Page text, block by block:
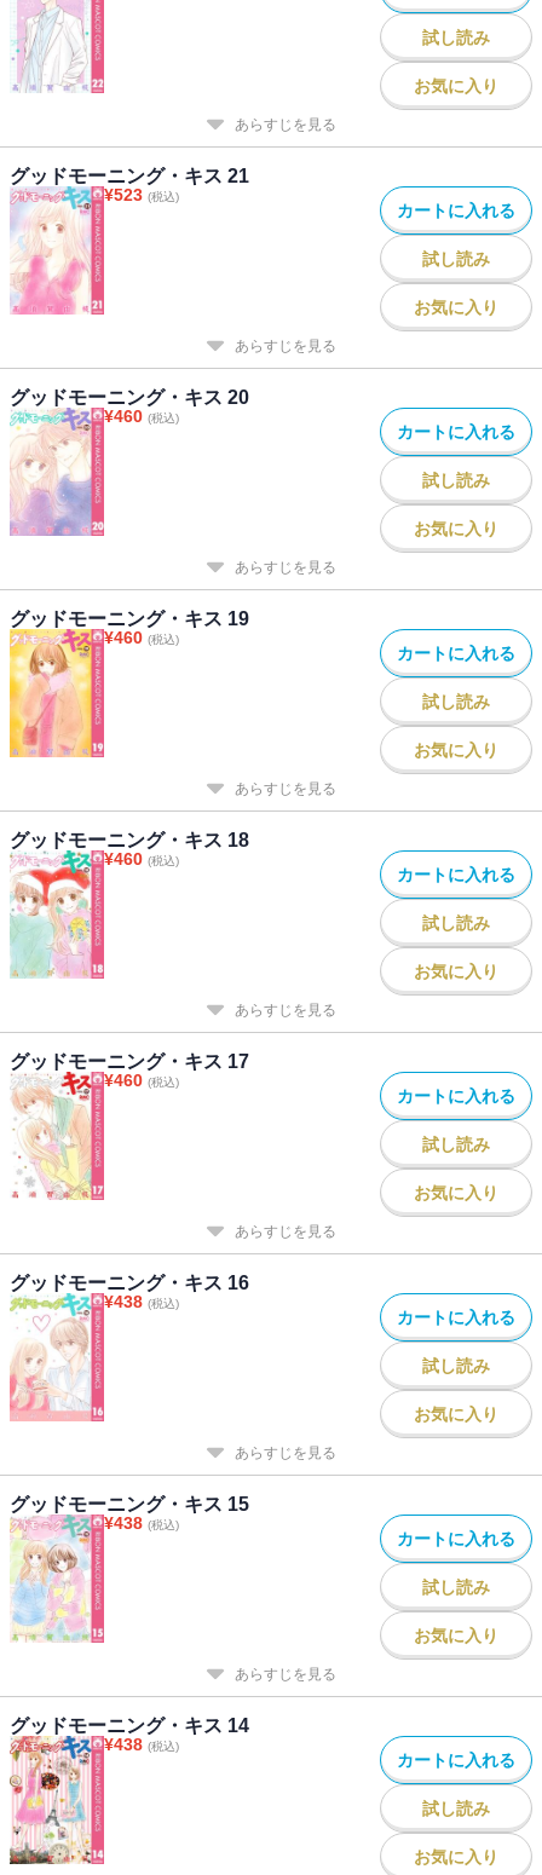
試し読み
お気に入り
あらすじを見る
グッドモーニング・キス 21
¥523 (税込)
カートに入れる
試し読み
お気に入り
あらすじを見る
グッドモーニング・キス 20
¥460 (税込)
カートに入れる
試し読み
お気に入り
あらすじを見る
グッドモーニング・キス 19
¥460 (税込)
カートに入れる
試し読み
お気に入り
あらすじを見る
グッドモーニング・キス 18
¥460 (税込)
カートに入れる
試し読み
お気に入り
あらすじを見る
グッドモーニング・キス 17
¥460 (税込)
カートに入れる
試し読み
お気に入り
あらすじを見る
グッドモーニング・キス 16
¥438 (税込)
カートに入れる
試し読み
お気に入り
あらすじを見る
グッドモーニング・キス 15
¥438 (税込)
カートに入れる
試し読み
お気に入り
あらすじを見る
グッドモーニング・キス 14
¥438 (税込)
カートに入れる
試し読み
お気に入り